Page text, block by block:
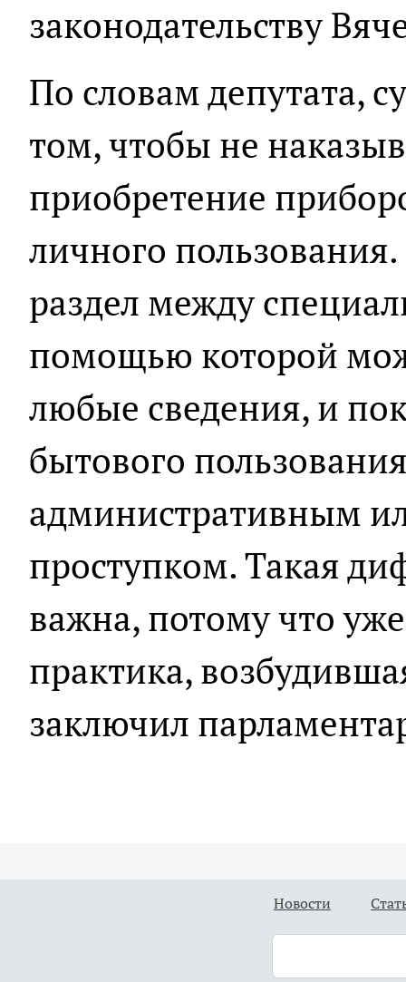
законодательству
По словам депутата,
том, чтобы не
приобретение
личного
раздел между
помощью которой
любые сведения, и
бытового
административным
проступком. Такая
важна, потому что
практика,
заключил
Новости